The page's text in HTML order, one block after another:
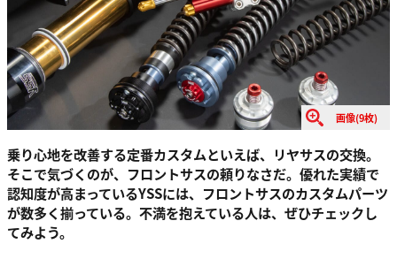
画像(9枚)
乗り心地を改善する定番カスタムといえば、リヤサスの交換。
そこで気づくのが、フロントサスの頼りなさだ。優れた実績で
認知度が高まっているYSSには、フロントサスのカスタムパーツ
が数多く揃っている。不満を抱えている人は、ぜひチェックし
てみよう。